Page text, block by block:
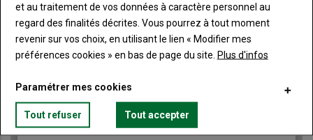
TITRE JE M'ABONNE
Body A partir de 85€
ListeAccédez à tous les articles du site Terre de Touraine
et au traitement de vos données à caractère personnel au
regard des finalités décrites. Vous pourrez à tout moment
revenir sur vos choix, en utilisant le lien « Modifier mes
préférences cookies » en bas de page du site. Plus d'infos
Paramétrer mes cookies
Tout refuser Tout accepter